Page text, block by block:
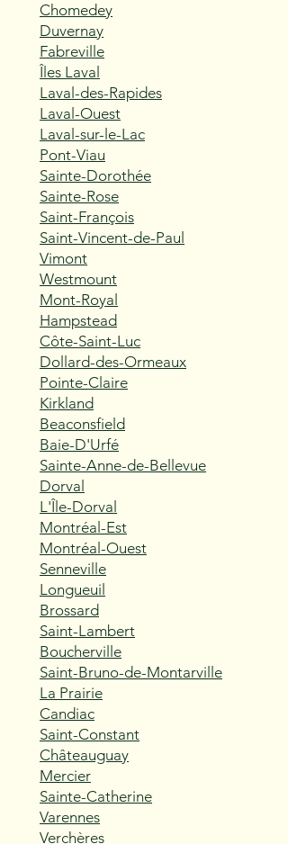
Chomedey
Duvernay
Fabreville
Îles Laval
Laval-des-Rapides
Laval-Ouest
Laval-sur-le-Lac
Pont-Viau
Sainte-Dorothée
Sainte-Rose
Saint-François
Saint-Vincent-de-Paul
Vimont
Westmount
Mont-Royal
Hampstead
Côte-Saint-Luc
Dollard-des-Ormeaux
Pointe-Claire
Kirkland
Beaconsfield
Baie-D'Urfé
Sainte-Anne-de-Bellevue
Dorval
L'Île-Dorval
Montréal-Est
Montréal-Ouest
Senneville
Longueuil
Brossard
Saint-Lambert
Boucherville
Saint-Bruno-de-Montarville
La Prairie
Candiac
Saint-Constant
Châteauguay
Mercier
Sainte-Catherine
Varennes
Verchères